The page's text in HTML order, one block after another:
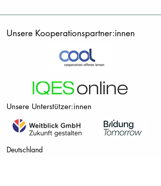
Unsere Kooperationspartner:innen
Unsere Unterstützer:innen
Deutschland